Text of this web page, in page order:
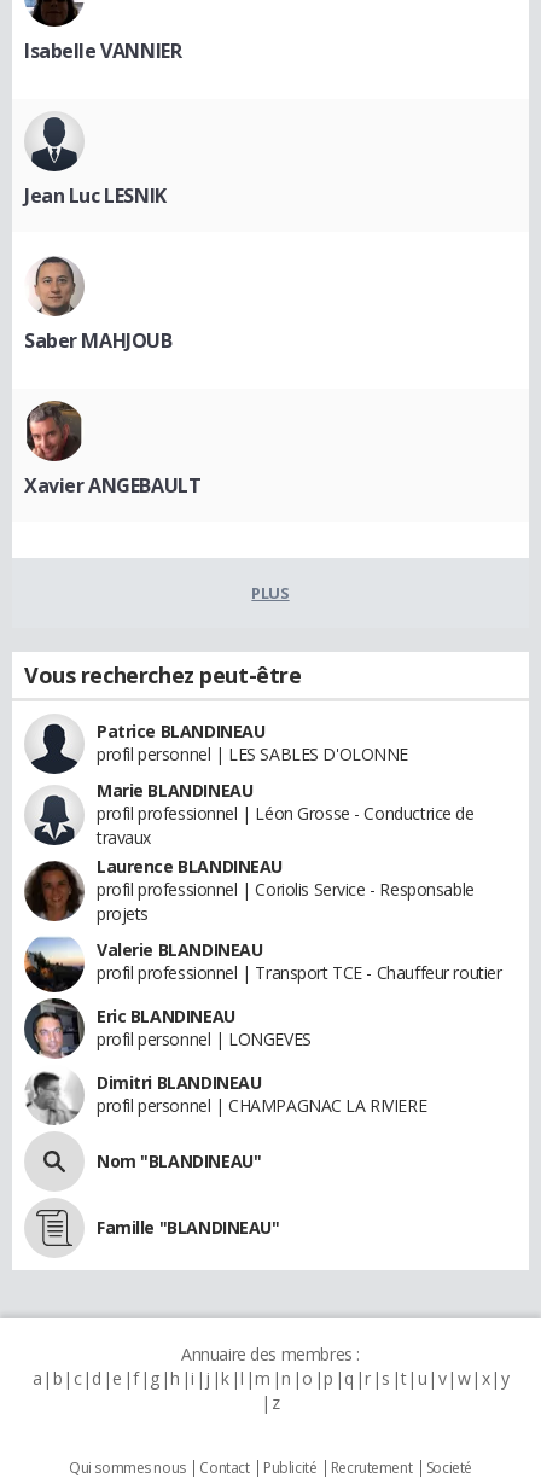
Isabelle VANNIER
Jean Luc LESNIK
Saber MAHJOUB
Xavier ANGEBAULT
PLUS
Vous recherchez peut-être
Patrice BLANDINEAU
profil personnel | LES SABLES D'OLONNE
Marie BLANDINEAU
profil professionnel | Léon Grosse - Conductrice de
travaux
Laurence BLANDINEAU
profil professionnel | Coriolis Service - Responsable
projets
Valerie BLANDINEAU
profil professionnel | Transport TCE - Chauffeur routier
Eric BLANDINEAU
profil personnel | LONGEVES
Dimitri BLANDINEAU
profil personnel | CHAMPAGNAC LA RIVIERE
Nom "BLANDINEAU"
Famille "BLANDINEAU"
Annuaire des membres :
a b c d e f g h i j k l m n o p q r s t u v w x y
z
Qui sommes nous Contact Publicité Recrutement
Societé